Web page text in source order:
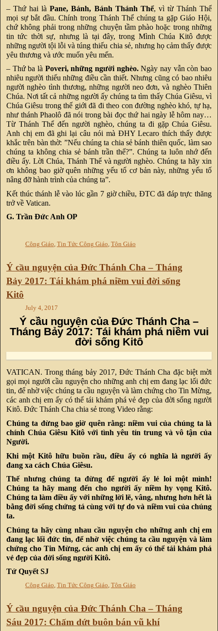
– Thứ hai làPane, Bánh, Bánh Thánh Thể, vì từ Thánh Thể
mọi sự bắt đầu. Chính trong Thánh Thể chúng ta gặp Giáo Hội,
chứ không phải trong những chuyện tầm phào hoặc trong những
tin tức thời sự, nhưng là tại đây, trong Mình Chúa Kitô được
những người tội lỗi và túng thiếu chia sẻ, nhưng họ cảm thấy được
yêu thương và ước muốn yêu mến.
– Thứ ba là Poveri, những người nghèo.Ngày nay vẫn còn bao
nhiêu người thiếu những điều cần thiết. Nhưng cũng có bao nhiêu
người nghèo tình thương, những người neo đơn, và nghèo Thiên
Chúa. Nơi tất cả những người ấy chúng ta tìm thấy Chúa Giêsu, vì
Chúa Giêsu trong thế giới đã đi theo con đường nghèo khó, tự hạ,
như thánh Phaolô đã nói trong bài đọc thứ hai ngày lễ hôm nay…
Từ Thánh Thể đến người nghèo, chúng ta đi gặp Chúa Giêsu.
Anh chị em đã ghi lại câu nói mà ĐHY Lecaro thích thấy được
khắc trên bàn thờ: ”Nếu chúng ta chia sẻ bánh thiên quốc, làm sao
chúng ta không chia sẻ bánh trần thế?”. Chúng ta luôn nhớ đến
điều ấy. Lời Chúa, Thánh Thể và người nghèo. Chúng ta hãy xin
ơn không bao giờ quên những yếu tố cơ bản này, những yếu tố
nâng đỡ hành trình của chúng ta”.
Kết thúc thánh lễ vào lúc gần 7 giờ chiều, ĐTC đã đáp trực thăng
trở về Vatican.
G. Trần Đức Anh OP
Công Giáo, Tin Tức Công Giáo, Tôn Giáo
Ý cầu nguyện của Đức Thánh Cha – Tháng
Bảy 2017: Tái khám phá niềm vui đời sống
Kitô
July 4, 2017
Ý cầu nguyện của Đức Thánh Cha –
Tháng Bảy 2017: Tái khám phá niềm vui
đời sống Kitô
VATICAN. Trong tháng bảy 2017, Đức Thánh Cha đặc biệt mời
gọi mọi người cầu nguyện cho những anh chị em đang lạc lối đức
tin, để nhờ việc chúng ta cầu nguyện và làm chứng cho Tin Mừng,
các anh chị em ấy có thể tái khám phá vẻ đẹp của đời sống người
Kitô. Đức Thánh Cha chia sẻ trong Video rằng:
Chúng ta đừng bao giờ quên rằng: niềm vui của chúng ta là
chính Chúa Giêsu Kitô với tình yêu tín trung và vô tận của
Người.
Khi một Kitô hữu buồn rầu, điều ấy có nghĩa là người ấy
đang xa cách Chúa Giêsu.
Thế nhưng chúng ta đừng để người ấy lẻ loi một mình!
Chúng ta hãy mang đến cho người ấy niềm hy vọng Kitô.
Chúng ta làm điều ấy với những lời lẽ, vâng, nhưng hơn hết là
bằng đời sống chứng tá cùng với tự do và niềm vui của chúng
ta.
Chúng ta hãy cùng nhau cầu nguyện cho những anh chị em
đang lạc lối đức tin, để nhờ việc chúng ta cầu nguyện và làm
chứng cho Tin Mừng, các anh chị em ấy có thể tái khám phá
vẻ đẹp của đời sống người Kitô.
Tứ Quyết SJ
Công Giáo Tin Tức Công Giáo Tôn Giáo
Ý cầu nguyện của Đức Thánh Cha – Tháng
Sáu 2017: Chấm dứt buôn bán vũ khí